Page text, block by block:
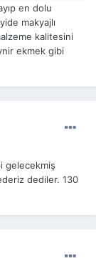
en dolu
makyajlı
kalitesini
ekmek gibi
gelecekmiş
dediler. 130